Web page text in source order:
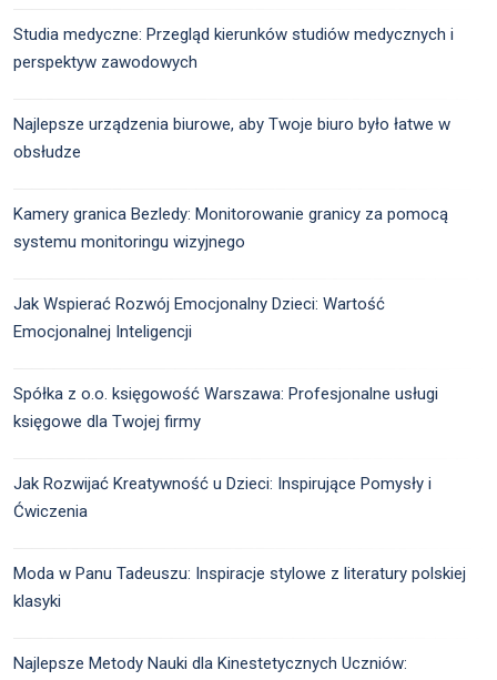
Studia medyczne: Przegląd kierunków studiów medycznych i
perspektyw zawodowych
Najlepsze urządzenia biurowe, aby Twoje biuro było łatwe w
obsłudze
Kamery granica Bezledy: Monitorowanie granicy za pomocą
systemu monitoringu wizyjnego
Jak Wspierać Rozwój Emocjonalny Dzieci: Wartość
Emocjonalnej Inteligencji
Spółka z o.o. księgowość Warszawa: Profesjonalne usługi
księgowe dla Twojej firmy
Jak Rozwijać Kreatywność u Dzieci: Inspirujące Pomysły i
Ćwiczenia
Moda w Panu Tadeuszu: Inspiracje stylowe z literatury polskiej
klasyki
Najlepsze Metody Nauki dla Kinestetycznych Uczniów: